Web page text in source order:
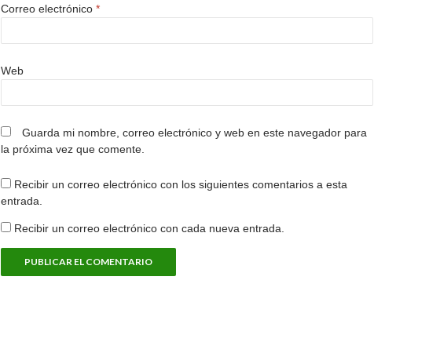
Correo electrónico *
Web
Guarda mi nombre, correo electrónico y web en este navegador para
la próxima vez que comente.
Recibir un correo electrónico con los siguientes comentarios a esta
entrada.
Recibir un correo electrónico con cada nueva entrada.